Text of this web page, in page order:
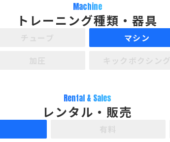
Machine
トレーニング種類・器具
マシン
Rental & Sales
レンタル・販売